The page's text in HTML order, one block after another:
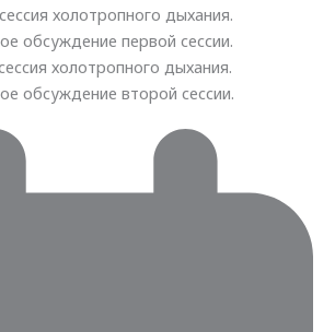
холотропного дыхания.
обсуждение первой сессии.
холотропного дыхания.
обсуждение второй сессии.